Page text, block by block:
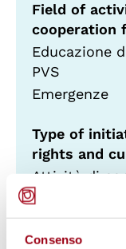
Consenso
Field of
cooperation
Educazione
PVS
Emergenze
Type of
rights and
Attività di
informazione
Pubblicazioni